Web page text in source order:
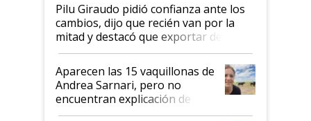
Pilu Giraudo pidió confianza ante los
cambios, dijo que recién van por la
mitad y destacó que exportar dejó de
ser "para unos pocos": "Tenemos un
mandato muy claro del gobierno
nacional"
Aparecen las 15 vaquillonas de
Andrea Sarnari, pero no
encuentran explicación de
cómo llegaron allí